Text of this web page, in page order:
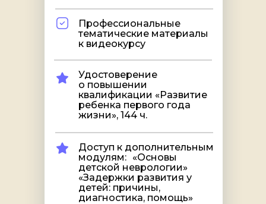
Профессиональные
тематические материалы
к видеокурсу
Удостоверение
о повышении
квалификации «Развитие
ребенка первого года
жизни», 144 ч.
Доступ к дополнительным
модулям: «Основы
детской неврологии»
«Задержки развития у
детей: причины,
диагностика, помощь»